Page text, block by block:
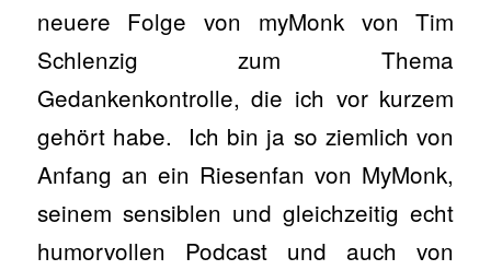
neuere Folge von myMonk von Tim
Schlenzig zum Thema
Gedankenkontrolle, die ich vor kurzem
gehört habe. Ich bin ja so ziemlich von
Anfang an ein Riesenfan von MyMonk,
seinem sensiblen und gleichzeitig echt
humorvollen Podcast und auch von